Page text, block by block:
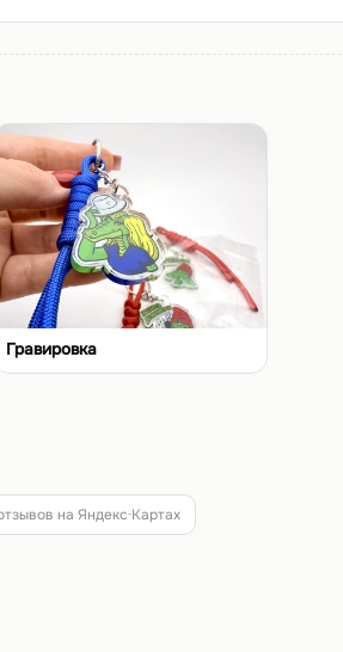
Гравировка
на Яндекс·Картах